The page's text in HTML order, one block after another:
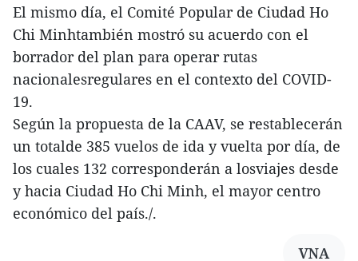
El mismo día, el Comité Popular de Ciudad Ho
Chi Minhtambién mostró su acuerdo con el
borrador del plan para operar rutas
nacionalesregulares en el contexto del COVID-
19.
Según la propuesta de la CAAV, se restablecerán
un totalde 385 vuelos de ida y vuelta por día, de
los cuales 132 corresponderán a losviajes desde
y hacia Ciudad Ho Chi Minh, el mayor centro
económico del país./.
VNA